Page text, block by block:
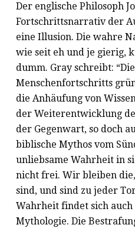
Der englische Philosoph
Fortschrittsnarrativ der
eine Illusion. Die wahre
wie seit eh und je gierig,
dumm. Gray schreibt:
Menschenfortschritts
die Anhäufung von
der Weiterentwicklung
der Gegenwart, so doch
biblische Mythos vom
unliebsame Wahrheit in
nicht frei. Wir bleiben
sind, und sind zu jeder
Wahrheit findet sich
Mythologie. Die